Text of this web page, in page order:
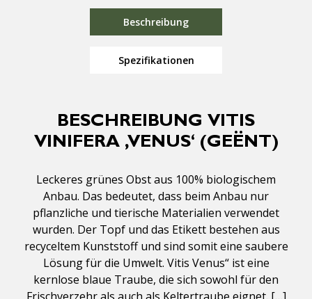
Beschreibung
Spezifikationen
BESCHREIBUNG VITIS
VINIFERA ‚VENUS‘ (GEËNT)
Leckeres grünes Obst aus 100% biologischem
Anbau. Das bedeutet, dass beim Anbau nur
pflanzliche und tierische Materialien verwendet
wurden. Der Topf und das Etikett bestehen aus
recyceltem Kunststoff und sind somit eine saubere
Lösung für die Umwelt. Vitis Venus“ ist eine
kernlose blaue Traube, die sich sowohl für den